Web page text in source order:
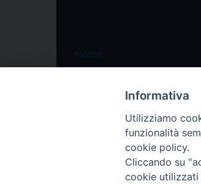
Pordenone
Portogruaro
Friuli Occidentale
Veneto Orientale
Informativa
Utilizziamo
funzionalità
cookie policy.
Cliccando su
cookie utilizzati